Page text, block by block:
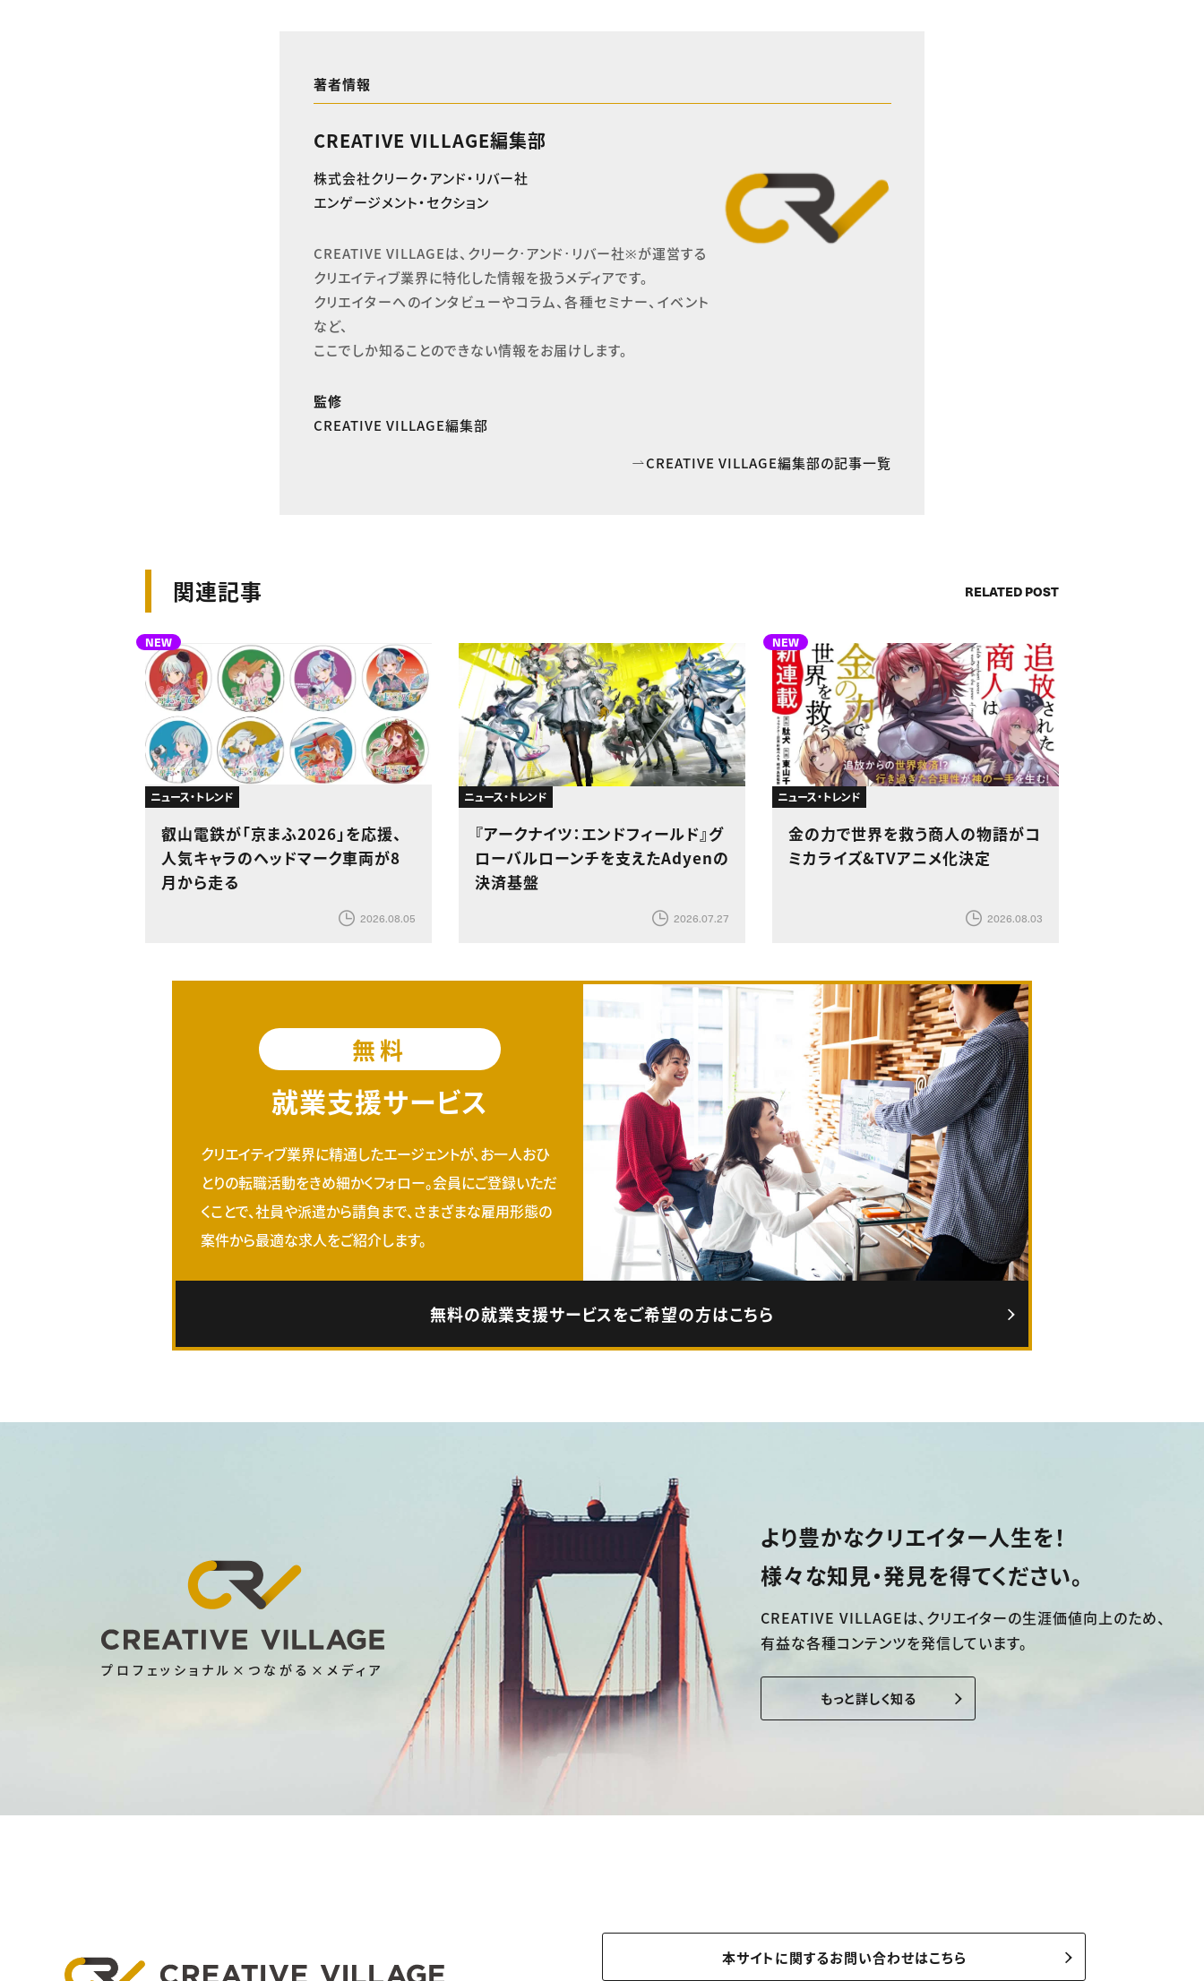
著者情報
CREATIVE VILLAGE編集部
株式会社クリーク・アンド・リバー社
エンゲージメント・セクション
CREATIVE VILLAGEは、クリーク･アンド･リバー社※が運営する
クリエイティブ業界に特化した情報を扱うメディアです。
クリエイターへのインタビューやコラム、各種セミナー、イベント
など、
ここでしか知ることのできない情報をお届けします。
監修
CREATIVE VILLAGE編集部
CREATIVE VILLAGE編集部の記事一覧
関連記事 RELATED POST
NEW
ニュース・トレンド
叡山電鉄が「京まふ2026」を応援、
人気キャラのヘッドマーク車両が8
月から走る
2026.08.05
ニュース・トレンド
『アークナイツ：エンドフィールド』グ
ローバルローンチを支えたAdyenの
決済基盤
2026.07.27
NEW
ニュース・トレンド
金の力で世界を救う商人の物語がコ
ミカライズ&TVアニメ化決定
2026.08.03
無料
就業支援サービス
クリエイティブ業界に精通したエージェントが、お一人おひ
とりの転職活動をきめ細かくフォロー。会員にご登録いただ
くことで、社員や派遣から請負まで、さまざまな雇用形態の
案件から最適な求人をご紹介します。
無料の就業支援サービスをご希望の方はこちら
プロフェッショナル×つながる×メディア
より豊かなクリエイター人生を！
様々な知見・発見を得てください。
CREATIVE VILLAGEは、 クリエイターの生涯価値向上のため、
有益な各種コンテンツを発信しています。
もっと詳しく知る
本サイトに関するお問い合わせはこちら